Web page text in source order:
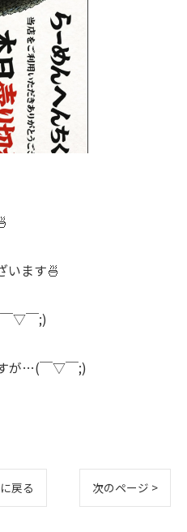
います🍜
￣▽￣;)
が…(￣▽￣;)
戻る 次のページ >